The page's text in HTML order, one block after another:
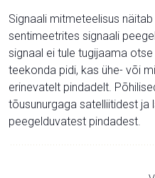
Signaali mitmeteelisus
sentimeetrites signaali
signaal ei tule tugijaama
teekonda pidi, kas ühe- või
erinevatelt pindadelt.
tõusunurgaga satelliitidest ja
peegelduvatest pindadest.